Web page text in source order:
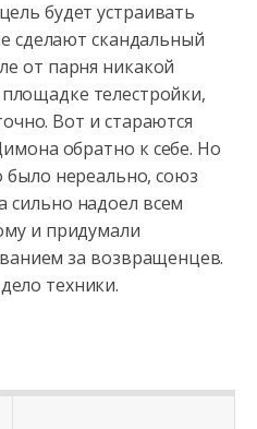
будет устраивать
сделают скандальный
от парня никакой
телестройки,
Вот и стараются
обратно к себе. Но
было нереально, союз
сильно надоел всем
и придумали
за возвращенцев.
техники.